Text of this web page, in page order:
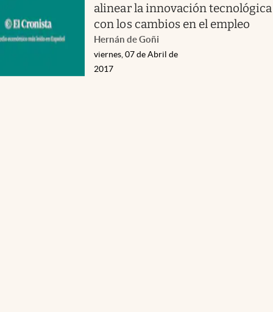
alinear la innovación tecnológica
con los cambios en el empleo
Hernán de Goñi
viernes, 07 de Abril de
2017